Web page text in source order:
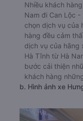
Nhiều khách
Nam đi Can Lộc
chọn dịch vụ của
hàng đều cảm
dịch vụ của hãng
Hà Tĩnh từ Hà
bước cải thiện
khách hàng
b. Hình ảnh xe